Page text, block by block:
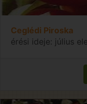
Ceglédi Piroska
érési ideje: július